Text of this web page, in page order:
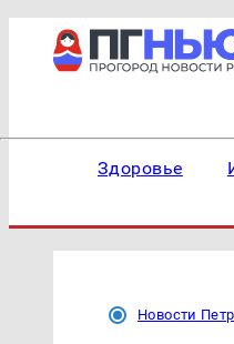
Здоровье
Новости